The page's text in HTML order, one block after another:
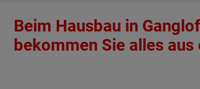
Beim Hausbau in
bekommen Sie alles aus